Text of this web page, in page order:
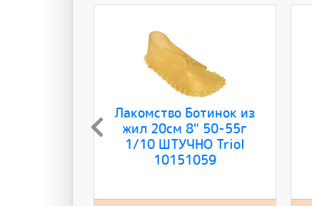
Лакомство Ботинок из
жил 20см 8" 50-55г
1/10 ШТУЧНО Triol
10151059